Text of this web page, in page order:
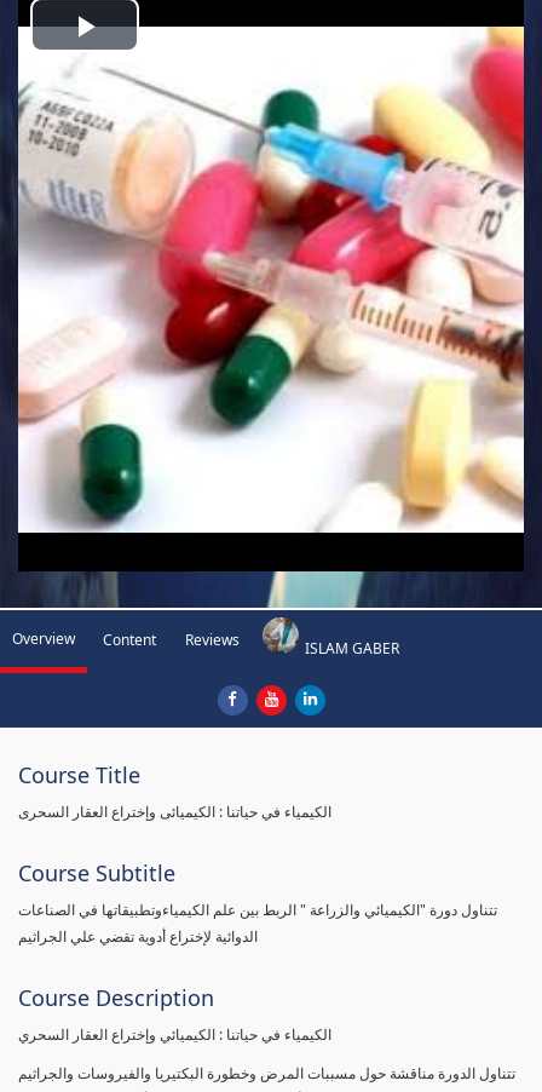
Play
Video
Overview Content Reviews ISLAM GABER
Course Title
الكيمياء في حياتنا : الكيميائى وإختراع العقار السحرى
Course Subtitle
تتناول دورة "الكيميائي والزراعة " الربط بين علم الكيمياءوتطبيقاتها في الصناعات
الدوائية لإختراع أدوية تقضي علي الجراثيم
Course Description
الكيمياء في حياتنا : الكيميائي وإختراع العقار السحري
تتناول الدورة مناقشة حول مسببات المرض وخطورة البكتيريا والفيروسات والجراثيم